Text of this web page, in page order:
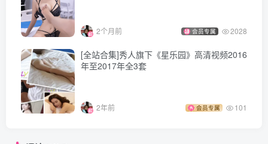
2个月前 会员专属 2028
[全站合集]秀人旗下《星乐园》高清视频2016
年至2017年全3套
2年前 会员专属 101